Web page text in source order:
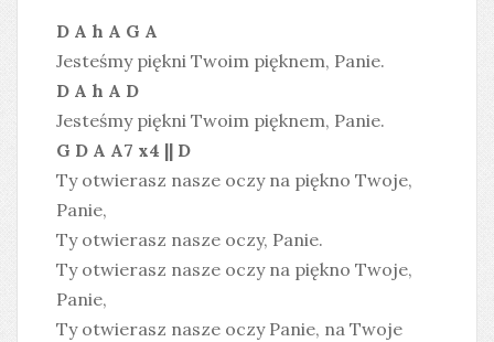
D A h A G A
Jesteśmy piękni Twoim pięknem, Panie.
D A h A D
Jesteśmy piękni Twoim pięknem, Panie.
G D A A7 x4 || D
Ty otwierasz nasze oczy na piękno Twoje,
Panie,
Ty otwierasz nasze oczy, Panie.
Ty otwierasz nasze oczy na piękno Twoje,
Panie,
Ty otwierasz nasze oczy Panie, na Twoje